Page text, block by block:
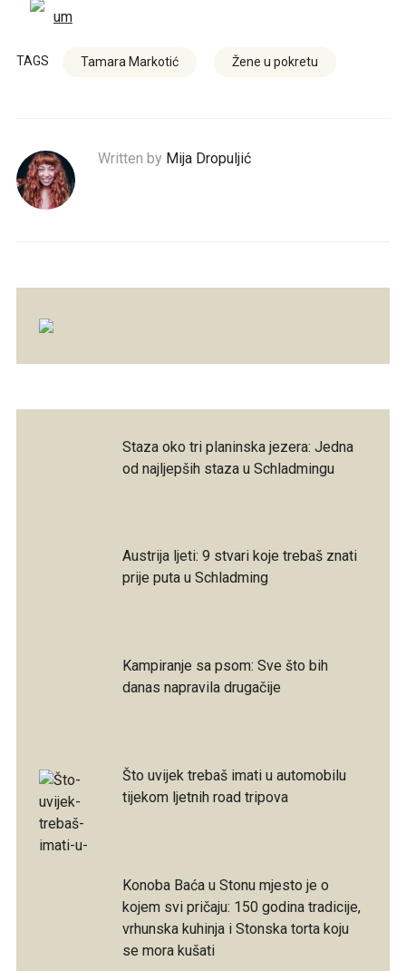
um
TAGS Tamara Markotić Žene u pokretu
Written by Mija Dropuljić
Staza oko tri planinska jezera: Jedna
od najljepših staza u Schladmingu
Austrija ljeti: 9 stvari koje trebaš znati
prije puta u Schladming
Kampiranje sa psom: Sve što bih
danas napravila drugačije
Što uvijek trebaš imati u automobilu
tijekom ljetnih road tripova
Konoba Baća u Stonu mjesto je o
kojem svi pričaju: 150 godina tradicije,
vrhunska kuhinja i Stonska torta koju
se mora kušati